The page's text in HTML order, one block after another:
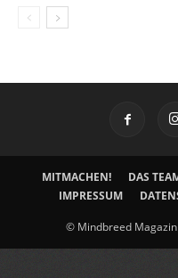
MITMACHEN! DAS
IMPRESSUM
© Mindbreed